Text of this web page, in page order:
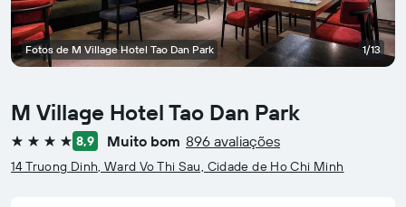
M Village Hotel Tao Dan Park
4 estrelas 8,9 Muito bom 896 avaliações
14 Truong Dinh, Ward Vo Thi Sau, Cidade de Ho Chi Minh
Fotos de M Village Hotel Tao Dan Park 1/13